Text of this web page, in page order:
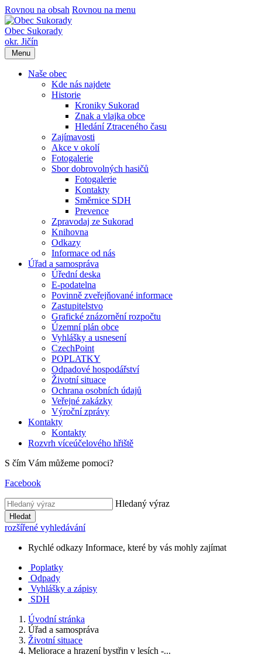
Rovnou na obsah Rovnou na menu
Obec Sukorady
okr. Jičín
Menu
Naše obec
Kde nás najdete
Historie
Kroniky Sukorad
Znak a vlajka obce
Hledání Ztraceného času
Zajímavosti
Akce v okolí
Fotogalerie
Sbor dobrovolných hasičů
Fotogalerie
Kontakty
Směrnice SDH
Prevence
Zpravodaj ze Sukorad
Knihovna
Odkazy
Informace od nás
Úřad a samospráva
Úřední deska
E-podatelna
Povinně zveřejňované informace
Zastupitelstvo
Grafické znázornění rozpočtu
Územní plán obce
Vyhlášky a usnesení
CzechPoint
POPLATKY
Odpadové hospodářství
Životní situace
Ochrana osobních údajů
Veřejné zakázky
Výroční zprávy
Kontakty
Kontakty
Rozvrh víceúčelového hřiště
S čím Vám můžeme pomoci?
Facebook
Hledaný výraz
Hledat
rozšířené vyhledávání
Rychlé odkazy Informace, které by vás mohly zajímat
Poplatky
Odpady
Vyhlášky a zápisy
SDH
Úvodní stránka
Úřad a samospráva
Životní situace
Meliorace a hrazení bystřin v lesích -...